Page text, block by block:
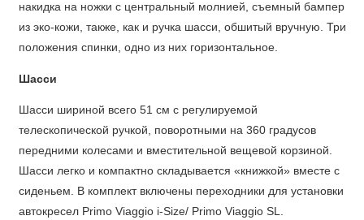
накидка на ножки с центральный молнией, съемный бампер
из эко-кожи, также, как и ручка шасси, обшитый вручную. Три
положения спинки, одно из них горизонтальное.
Шасси
Шасси шириной всего 51 см с регулируемой
телескопической ручкой, поворотными на 360 градусов
передними колесами и вместительной вещевой корзиной.
Шасси легко и компактно складывается «книжкой» вместе с
сиденьем. В комплект включены переходники для установки
автокресел Primo Viaggio i-Size/ Primo Viaggio SL.